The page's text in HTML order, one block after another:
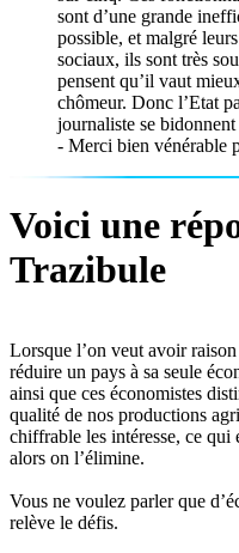
sont d’une grande
possible, et malgré
sociaux, ils sont très
pensent qu’il vaut
chômeur. Donc l’Etat
journaliste se bidonnent
- Merci bien vénérable
Voici une
Trazibule
Lorsque l’on veut avoir
réduire un pays à sa seule
ainsi que ces économistes
qualité de nos productions
chiffrable les intéresse, ce qui
alors on l’élimine.
Vous ne voulez parler que
relève le défis.